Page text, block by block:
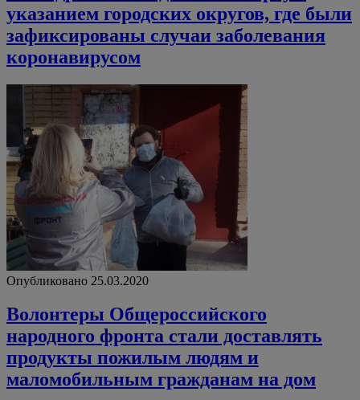
указанием городских округов, где были
зафиксированы случаи заболевания
коронавирусом
Опубликовано 25.03.2020
Волонтеры Общероссийского
народного фронта стали доставлять
продукты пожилым людям и
маломобильным гражданам на дом